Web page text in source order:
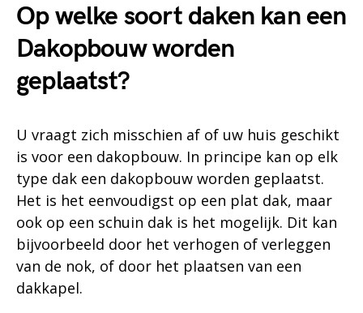
Op welke soort daken kan een
Dakopbouw worden
geplaatst?
U vraagt zich misschien af of uw huis geschikt
is voor een dakopbouw. In principe kan op elk
type dak een dakopbouw worden geplaatst.
Het is het eenvoudigst op een plat dak, maar
ook op een schuin dak is het mogelijk. Dit kan
bijvoorbeeld door het verhogen of verleggen
van de nok, of door het plaatsen van een
dakkapel.